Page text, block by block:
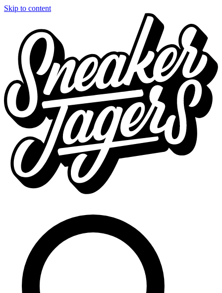
Skip to content